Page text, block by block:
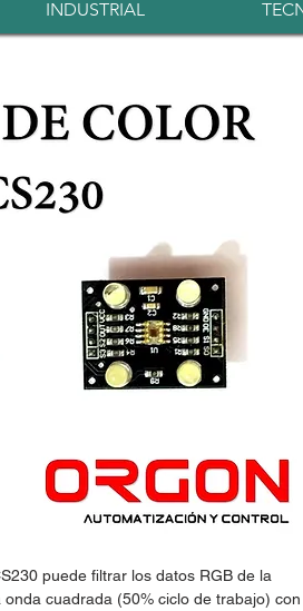
INDUSTRIAL
puede filtrar los datos RGB de la
cuadrada (50% ciclo de trabajo) con